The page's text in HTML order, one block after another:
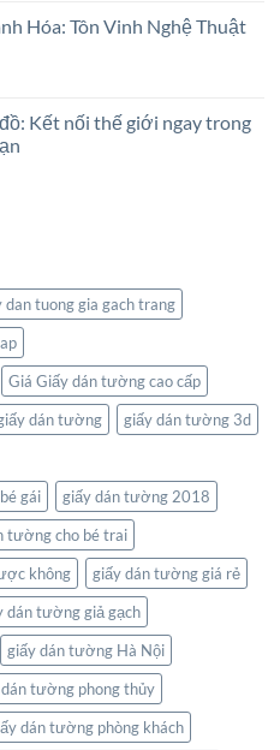
Hóa: Tôn Vinh Nghệ Thuật
Kết nối thế giới ngay trong
dan tuong gia gach trang
Giá Giấy dán tường cao cấp
dán tường
giấy dán tường 3d
gái
giấy dán tường 2018
tường cho bé trai
không
giấy dán tường giá rẻ
dán tường giả gạch
giấy dán tường Hà Nội
tường phong thủy
dán tường phòng khách